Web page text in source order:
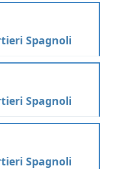
Spagnoli
Spagnoli
Spagnoli